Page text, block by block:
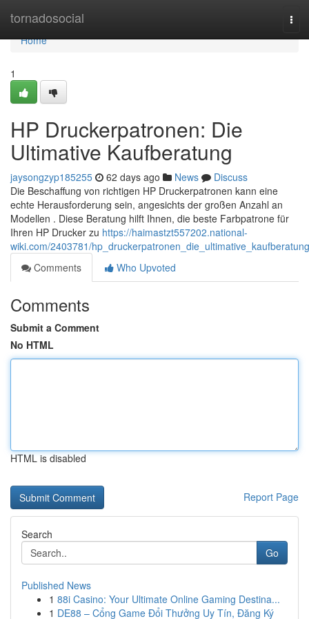
tornadosocial
Home
Home
1
HP Druckerpatronen: Die
Ultimative Kaufberatung
jaysongzyp185255 62 days ago News
Discuss
Die Beschaffung von richtigen HP Druckerpatronen kann eine
echte Herausforderung sein, angesichts der großen Anzahl an
Modellen . Diese Beratung hilft Ihnen, die beste Farbpatrone für
Ihren HP Drucker zu https://haimastzt557202.national-
wiki.com/2403781/hp_druckerpatronen_die_ultimative_kaufberatung
Comments
Who Upvoted
Comments
Submit a Comment
No HTML
HTML is disabled
Report Page
Search
Go
Published News
1 88i Casino: Your Ultimate Online Gaming Destina...
1 DE88 – Cổng Game Đổi Thưởng Uy Tín, Đăng Ký